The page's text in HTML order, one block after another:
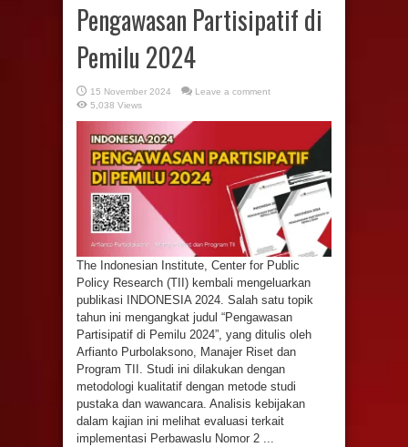
Pengawasan Partisipatif di
Pemilu 2024
15 November 2024
Leave a comment
5,038 Views
The Indonesian Institute, Center for Public
Policy Research (TII) kembali mengeluarkan
publikasi INDONESIA 2024. Salah satu topik
tahun ini mengangkat judul “Pengawasan
Partisipatif di Pemilu 2024”, yang ditulis oleh
Arfianto Purbolaksono, Manajer Riset dan
Program TII. Studi ini dilakukan dengan
metodologi kualitatif dengan metode studi
pustaka dan wawancara. Analisis kebijakan
dalam kajian ini melihat evaluasi terkait
implementasi Perbawaslu Nomor 2 ...